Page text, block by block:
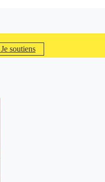
Je soutiens